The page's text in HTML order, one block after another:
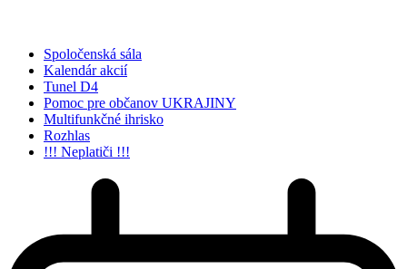
Spoločenská sála
Kalendár akcií
Tunel D4
Pomoc pre občanov UKRAJINY
Multifunkčné ihrisko
Rozhlas
!!! Neplatiči !!!